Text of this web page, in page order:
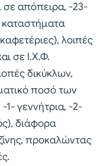
σε απόπειρα, -23-
καταστήματα
λοιπές
σε Ι.Χ.Φ.
δικύκλων,
ποσό των
1- γεννήτρια, -2-
διάφορα
προκαλώντας